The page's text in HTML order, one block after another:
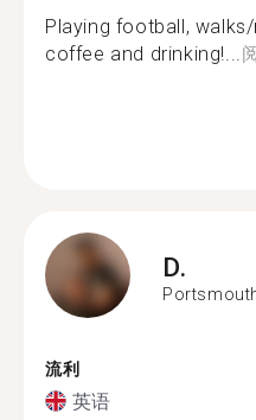
Playing football,
coffee and drinking!...
D.
流利
英语